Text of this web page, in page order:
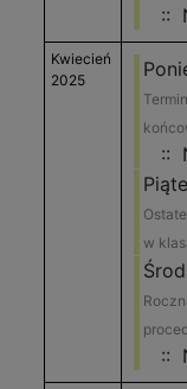
::
Kwiecień
2025
::
w
::